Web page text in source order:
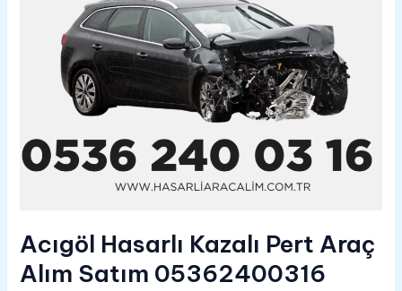
Acıgöl Hasarlı Kazalı Pert Araç
Alım Satım 05362400316